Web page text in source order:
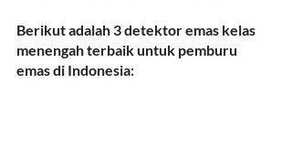
Berikut adalah 3 detektor emas kelas
menengah terbaik untuk pemburu
emas di Indonesia: